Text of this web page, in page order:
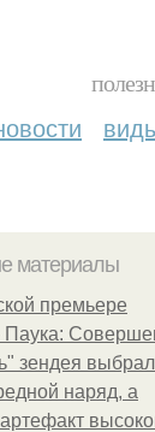
материалы
премьере
Паука:
зендея
наряд, а